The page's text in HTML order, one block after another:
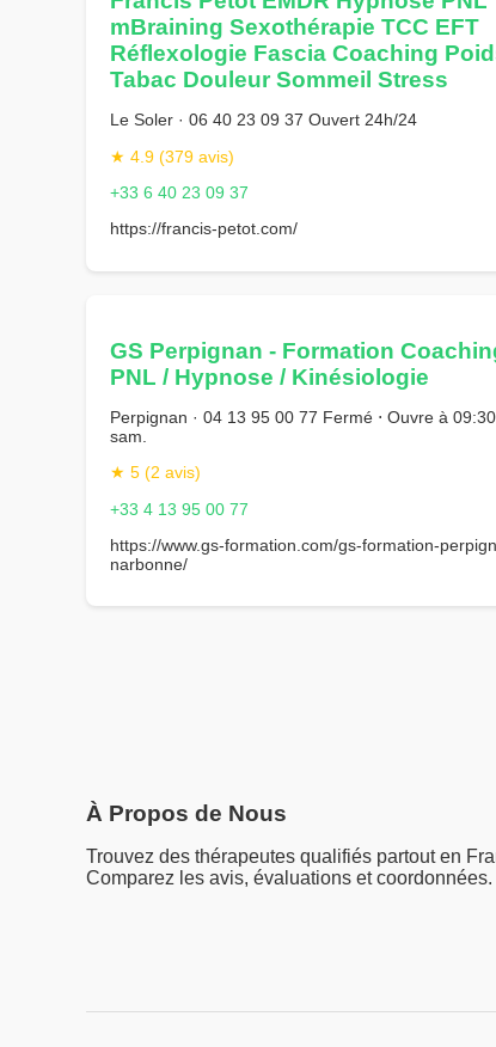
mBraining Sexothérapie TCC EFT
Réflexologie Fascia Coaching
Tabac Douleur Sommeil Stress
Le Soler · 06 40 23 09 37 Ouvert 24h/24
★ 4.9 (379 avis)
+33 6 40 23 09 37
https://francis-petot.com/
GS Perpignan - Formation
PNL / Hypnose / Kinésiologie
Perpignan · 04 13 95 00 77 Fermé ⋅ Ouvre à 09:30
sam.
★ 5 (2 avis)
+33 4 13 95 00 77
https://www.gs-formation.com/gs-formation-
narbonne/
À Propos de Nous
Trouvez des thérapeutes qualifiés partout en
Comparez les avis, évaluations et coordonnées.